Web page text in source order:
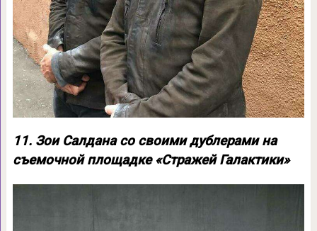
11. Зои Салдана со своими дублерами на
съемочной площадке «Стражей Галактики»